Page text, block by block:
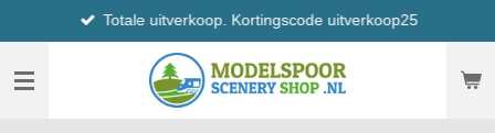
direct
naar
hoofdinhoud
Totale uitverkoop. Kortingscode uitverkoop25